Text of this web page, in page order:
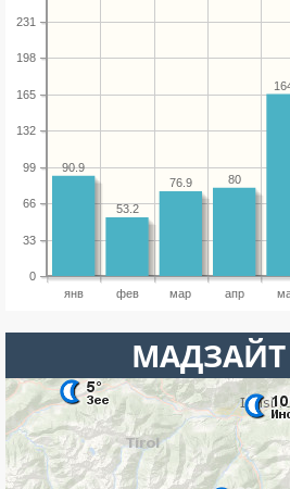
янв фев мар апр
0
33
66
99
132
165
198
231
80
76.9
53.2
90.9